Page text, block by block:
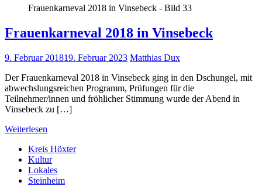
Frauenkarneval 2018 in Vinsebeck - Bild 33
Frauenkarneval 2018 in Vinsebeck
9. Februar 201819. Februar 2023 Matthias Dux
Der Frauenkarneval 2018 in Vinsebeck ging in den Dschungel, mit
abwechslungsreichen Programm, Prüfungen für die
Teilnehmer/innen und fröhlicher Stimmung wurde der Abend in
Vinsebeck zu […]
Weiterlesen
Kreis Höxter
Kultur
Lokales
Steinheim